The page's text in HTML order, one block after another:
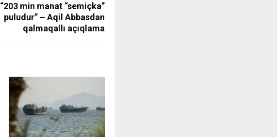
“203 min manat “semiçka”
puludur” – Aqil Abbasdan
qalmaqallı açıqlama